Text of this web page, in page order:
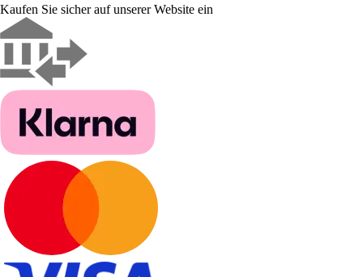
Kaufen Sie sicher auf unserer Website ein